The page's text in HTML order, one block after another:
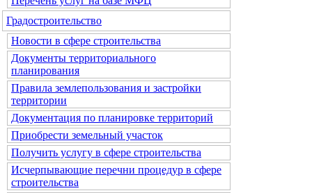
Градостроительство
Новости в сфере строительства
Документы территориального
планирования
Правила землепользования и застройки
территории
Документация по планировке территорий
Приобрести земельный участок
Получить услугу в сфере строительства
Исчерпывающие перечни процедур в сфере
строительства